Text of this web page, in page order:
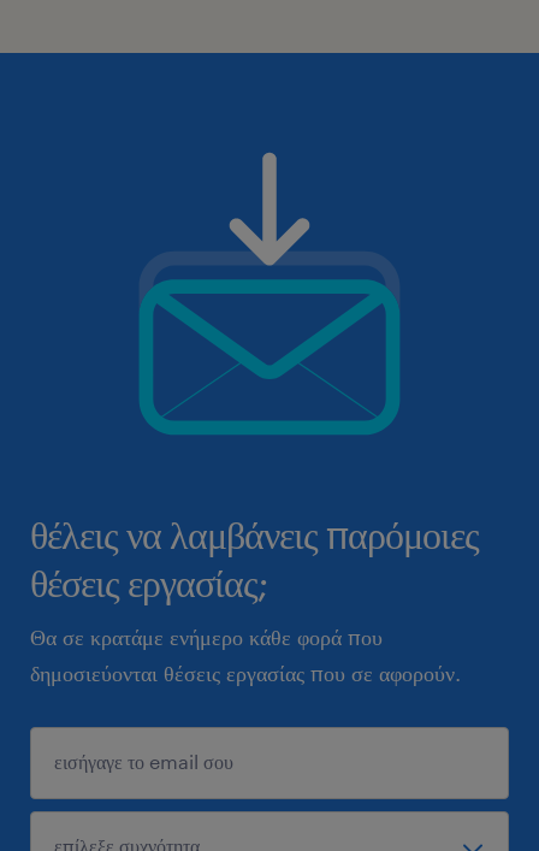
θέλεις να λαμβάνεις παρόμοιες
θέσεις εργασίας;
Θα σε κρατάμε ενήμερο κάθε φορά που
δημοσιεύονται θέσεις εργασίας που σε αφορούν.